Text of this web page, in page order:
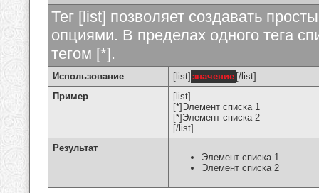
Тег [list] позволяет создавать
опциями. В пределах одного тега
тегом [*].
Использование [list] значение [/list]
Пример
[list]
[*]Элемент списка 1
[*]Элемент списка 2
[/list]
Результат
Элемент списка 1
Элемент списка 2